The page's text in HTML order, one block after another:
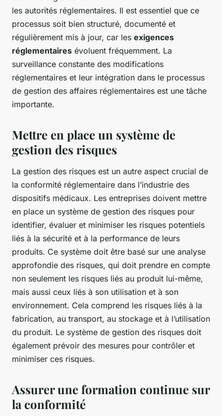
les autorités réglementaires. Il est essentiel que ce
processus soit bien structuré, documenté et
régulièrement mis à jour, car les exigences
réglementaires évoluent fréquemment. La
surveillance constante des modifications
réglementaires et leur intégration dans le processus
de gestion des affaires réglementaires est une tâche
importante.
Mettre en place un système de
gestion des risques
La gestion des risques est un autre aspect crucial de
la conformité réglementaire dans l’industrie des
dispositifs médicaux. Les entreprises doivent mettre
en place un système de gestion des risques pour
identifier, évaluer et minimiser les risques potentiels
liés à la sécurité et à la performance de leurs
produits. Ce système doit être basé sur une analyse
approfondie des risques, qui doit prendre en compte
non seulement les risques liés au produit lui-même,
mais aussi ceux liés à son utilisation et à son
environnement. Cela comprend les risques liés à la
fabrication, au transport, au stockage et à l’utilisation
du produit. Le système de gestion des risques doit
également prévoir des mesures pour contrôler et
minimiser ces risques.
Assurer une formation continue sur
la conformité